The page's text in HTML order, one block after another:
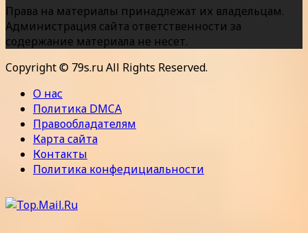
Права на материалы принадлежат их владельцам.
Администрация сайта ответственности за
содержание материала не несет.
Copyright © 79s.ru All Rights Reserved.
О нас
Политика DMCA
Правообладателям
Карта сайта
Контакты
Политика конфедициальности